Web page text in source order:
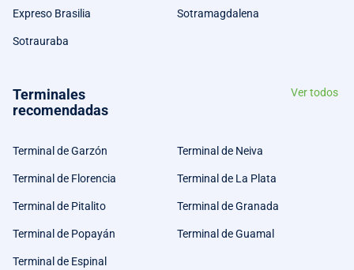
Expreso Brasilia Sotramagdalena
Sotrauraba
Terminales
recomendadas
Ver todos
Terminal de Garzón Terminal de Neiva
Terminal de Florencia Terminal de La Plata
Terminal de Pitalito Terminal de Granada
Terminal de Popayán Terminal de Guamal
Terminal de Espinal